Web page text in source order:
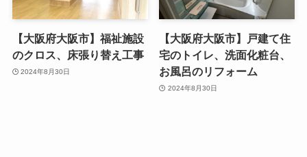
【大阪府大阪市】福祉施設
のクロス、床張り替え工事
2024年8月30日
【大阪府大阪市】戸建て住
宅のトイレ、洗面化粧台、
お風呂のリフォーム
2024年8月30日